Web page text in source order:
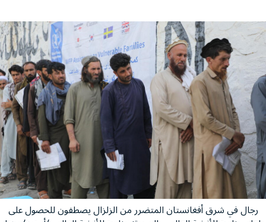
رجال في شرق أفغانستان المتضرر من الزلزال يصطفون للحصول على